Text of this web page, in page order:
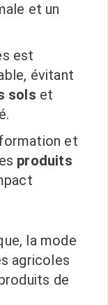
et un
est
évitant
sols et
et
produits
la mode
agricoles
de